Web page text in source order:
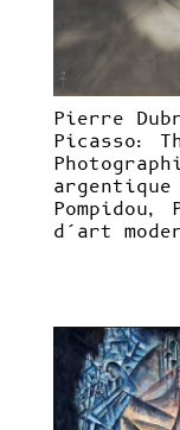
Pierre
Picasso:
Pompidou,
d’art